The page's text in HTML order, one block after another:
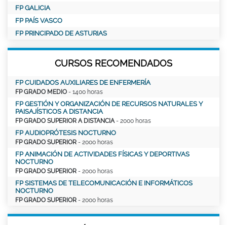
FP GALICIA
FP PAÍS VASCO
FP PRINCIPADO DE ASTURIAS
CURSOS RECOMENDADOS
FP CUIDADOS AUXILIARES DE ENFERMERÍA
FP GRADO MEDIO - 1400 horas
FP GESTIÓN Y ORGANIZACIÓN DE RECURSOS NATURALES Y
PAISAJÍSTICOS A DISTANCIA
FP GRADO SUPERIOR A DISTANCIA- 2000 horas
FP AUDIOPRÓTESIS NOCTURNO
FP GRADO SUPERIOR - 2000 horas
FP ANIMACIÓN DE ACTIVIDADES FÍSICAS Y DEPORTIVAS
NOCTURNO
FP GRADO SUPERIOR - 2000 horas
FP SISTEMAS DE TELECOMUNICACIÓN E INFORMÁTICOS
NOCTURNO
FP GRADO SUPERIOR - 2000 horas